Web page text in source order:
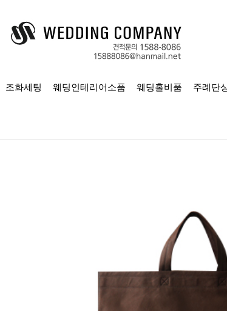
조화세팅 웨딩인테리어소품 웨딩홀비품 주례단